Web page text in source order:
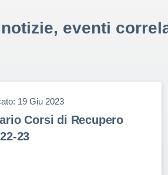
eventi
19 Giu 2023
Corsi di Recupero
23